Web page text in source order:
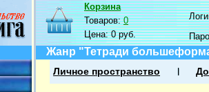
Корзина
Товаров:0
Цена:0 руб.
Жанр "Тетради
Личное пространство